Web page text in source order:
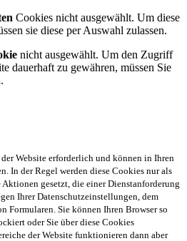
Cookies nicht ausgewählt. Um diese
sie diese per Auswahl zulassen.
nicht ausgewählt. Um den Zugriff
dauerhaft zu gewähren, müssen Sie
Website erforderlich und können in Ihren
In der Regel werden diese Cookies nur als
gesetzt, die einer Dienstanforderung
Ihrer Datenschutzeinstellungen, dem
Formularen. Sie können Ihren Browser so
oder Sie über diese Cookies
der Website funktionieren dann aber